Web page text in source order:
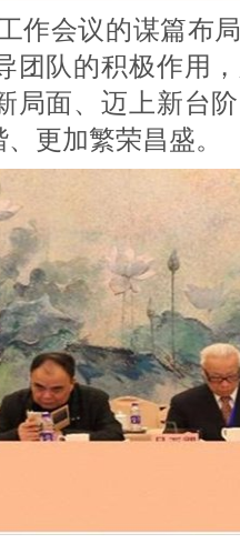
作会议的谋篇布
团队的积极作用
局面、迈上新台
更加繁荣昌盛。